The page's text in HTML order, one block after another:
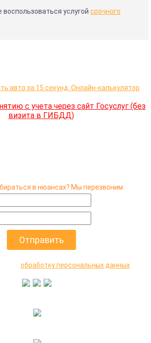
услугой срочного
с учета через сайт Госуслуг (без
визита в ГИБДД)
в нюансах? Мы перезвоним
обработку персональных данных